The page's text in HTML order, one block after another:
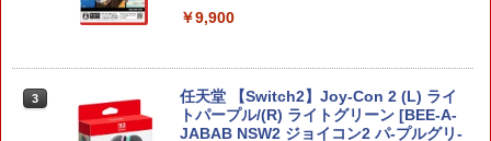
J) PlayStation 5
￥11,849
￥8,020
4
【純正品】Xbox 充電式バッテリー + US
B-C ケーブル
第三章 蛇神 (Amazon.co.jp限定オリジ
り来たる！スタジオ描き下ろしイラスト
ボード付) [Blu-ray]
￥9,900
3
任天堂 【Switch2】Joy-Con 2 (L) ライ
トパープル/(R) ライトグリーン [BEE-A-
JABAB NSW2 ジョイコン2 パ-プルグリ-